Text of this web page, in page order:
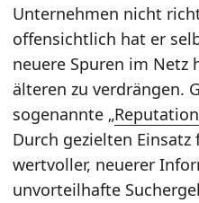
Unternehmen nicht
offensichtlich hat er
neuere Spuren im Netz
älteren zu verdrängen.
sogenannte „
Durch gezielten Einsatz
wertvoller, neuerer
unvorteilhafte